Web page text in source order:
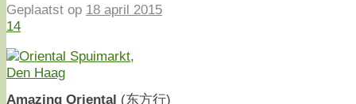
Geplaatst op 18 april 2015
14
Amazing Oriental (东方行)